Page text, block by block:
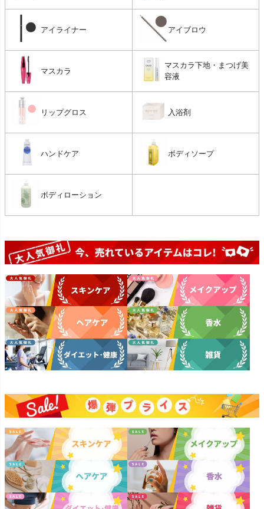
アイライナー アイブロウ
マスカラ
マスカラ下地・まつげ美
容液
リップグロス 入浴剤
ハンドケア ボディソープ
ボディローション